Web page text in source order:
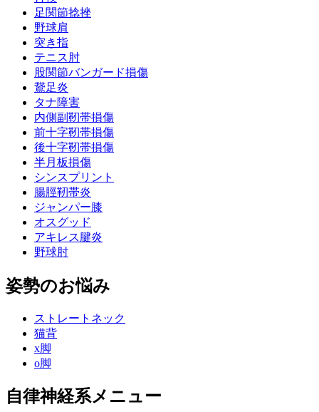
足関節捻挫
野球肩
突き指
テニス肘
股関節バンガード損傷
鵞足炎
タナ障害
内側副靭帯損傷
前十字靭帯損傷
後十字靭帯損傷
半月板損傷
シンスプリント
腸脛靭帯炎
ジャンパー膝
オスグッド
アキレス腱炎
野球肘
姿勢のお悩み
ストレートネック
猫背
x脚
o脚
自律神経系メニュー